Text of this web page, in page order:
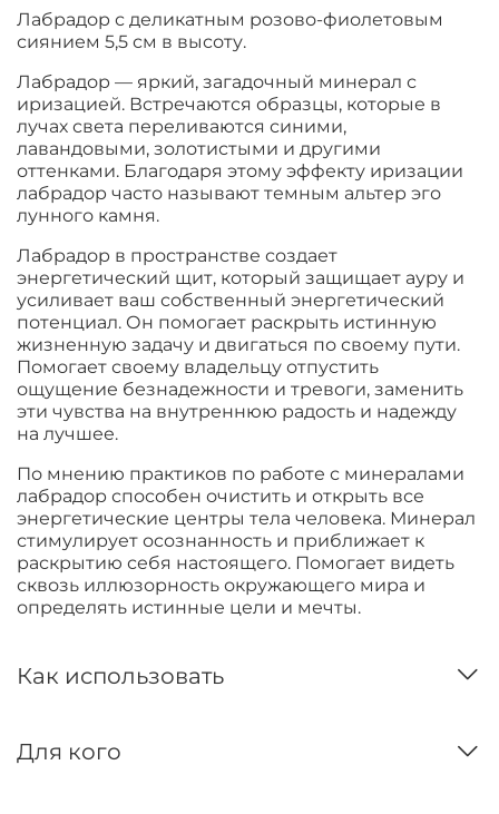
Лабрадор с деликатным розово-фиолетовым
сиянием 5,5 см в высоту.
Лабрадор — яркий, загадочный минерал с
иризацией. Встречаются образцы, которые в
лучах света переливаются синими,
лавандовыми, золотистыми и другими
оттенками. Благодаря этому эффекту иризации
лабрадор часто называют темным альтер эго
лунного камня.
Лабрадор в пространстве создает
энергетический щит, который защищает ауру и
усиливает ваш собственный энергетический
потенциал. Он помогает раскрыть истинную
жизненную задачу и двигаться по своему пути.
Помогает своему владельцу отпустить
ощущение безнадежности и тревоги, заменить
эти чувства на внутреннюю радость и надежду
на лучшее.
По мнению практиков по работе с минералами
лабрадор способен очистить и открыть все
энергетические центры тела человека. Минерал
стимулирует осознанность и приближает к
раскрытию себя настоящего. Помогает видеть
сквозь иллюзорность окружающего мира и
определять истинные цели и мечты.
Как использовать
Для кого